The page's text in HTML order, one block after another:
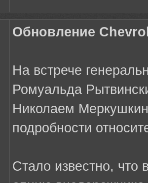
Обновление
На встрече
Ромуальда
Николаем
подробности
Стало известно, что